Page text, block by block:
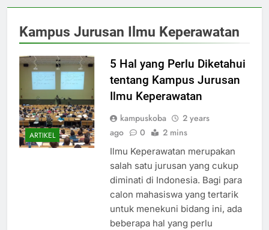
Kampus Jurusan Ilmu Keperawatan
ARTIKEL
5 Hal yang Perlu Diketahui
tentang Kampus Jurusan
Ilmu Keperawatan
kampuskoba
2 years
ago
0 2 mins
Ilmu Keperawatan merupakan
salah satu jurusan yang cukup
diminati di Indonesia. Bagi para
calon mahasiswa yang tertarik
untuk menekuni bidang ini, ada
beberapa hal yang perlu